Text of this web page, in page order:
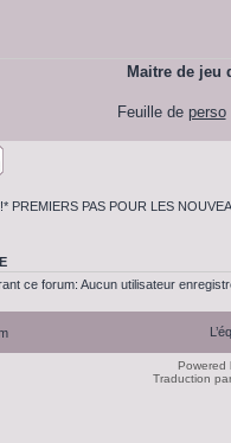
Maitre de jeu
Feuille de perso
PREMIERS PAS POUR LES
ce forum: Aucun utilisateur
Powered
Traduction